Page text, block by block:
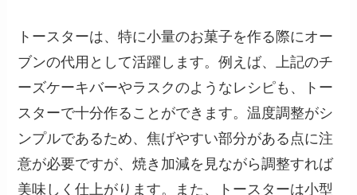
トースターは、特に小量のお菓子を作る際にオー
ブンの代用として活躍します。例えば、上記のチ
ーズケーキバーやラスクのようなレシピも、トー
スターで十分作ることができます。温度調整がシ
ンプルであるため、焦げやすい部分がある点に注
意が必要ですが、焼き加減を見ながら調整すれば
美味しく仕上がります。また、トースターは小型